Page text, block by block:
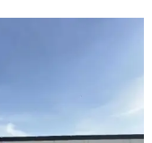
estándar ofrecen
de alta